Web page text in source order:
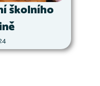
školního